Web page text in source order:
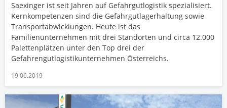
Saexinger ist seit Jahren auf Gefahrgutlogistik spezialisiert.
Kernkompetenzen sind die Gefahrgutlagerhaltung sowie
Transportabwicklungen. Heute ist das
Familienunternehmen mit drei Standorten und circa 12.000
Palettenplätzen unter den Top drei der
Gefahrengutlogistikunternehmen Österreichs.
19.06.2019